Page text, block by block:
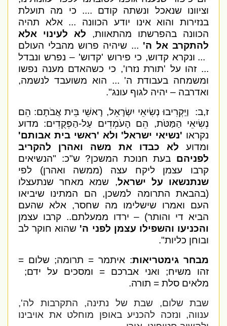
וציוונו שנאכל ונשתה קודם .... כי מה תועלת
בנזירות והוא אינו יודע הכוונה ... אלא תהיה
הכוונה בהפרשתו מהתאוות,לא לעינוי אלא
להתקרב אל ה'... שיהיה פרוש מהבלי העולם
... ונקרא קדוש, כי פירוש 'קדוש' – נפרש ונבדל
... זהו על 'תורת נזרו', כי כשהאדם מענה נפשו
ומשמחה בעבודת ה' ... הוא משועבד לנשמה,
ואדרבה – יהיה לגוף עונג".
ז,ב: וַיַּקְרִיבוּ נְשִׂיאֵי יִשְׂרָאֵל, רָאשֵׁי בֵּית אֲבֹתָם: הֵם
נְשִׂיאֵי הַמַּטֹּת, הֵם הָעֹמְדִים עַל-הַפְּקֻדִים: מדוע
נקראו'נשיאי ישראל' ולא 'ראשי בית אבותם'
ומדועלא כבדו את משה ואהרן להקריב
לפניהםבעת חנוכת המשכן? ש"כ: "הנשיאים
קרבו עצמן ליקח עצה (ממשה ואהרן) לפי
שנתנשאו על ישראל, שמא מאחר שנתעצלו
(בהבאת התרומה למשכן, הם המתינו שיביאו
העם ואמרו שישלימו מה שחסר, אלא שהעם
הביא די והותר) – ירדו ממעלתם.. קרבו עצמן
והכניעו והשפילו עצמן לפני ה'שהוא חוקר לב
ובוחן כליות".
מבחר גימטריאות: איתמר = תרומה; שלום =
זהו משיח; ואני אברכם = ומסכים על ידם;
מלאים סלת = תורה.
שבת שלום, שבת של נתינה, התקרבות לה',
ענווה, ונזכה להכניע באופן מוחלט את אויבינו